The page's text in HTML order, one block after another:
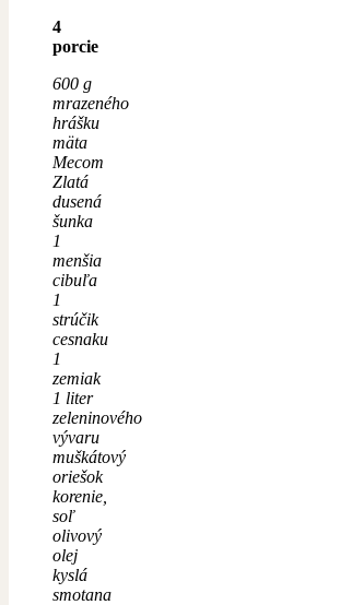
4
porcie
600 g
mrazeného
hrášku
mäta
Mecom
Zlatá
dusená
šunka
1
menšia
cibuľa
1
strúčik
cesnaku
1
zemiak
1 liter
zeleninového
vývaru
muškátový
oriešok
korenie,
soľ
olivový
olej
kyslá
smotana